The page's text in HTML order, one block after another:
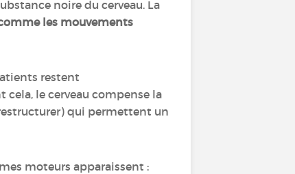
noire du cerveau. La
les mouvements
restent
cela, le cerveau compense la
qui permettent un
moteurs apparaissent :